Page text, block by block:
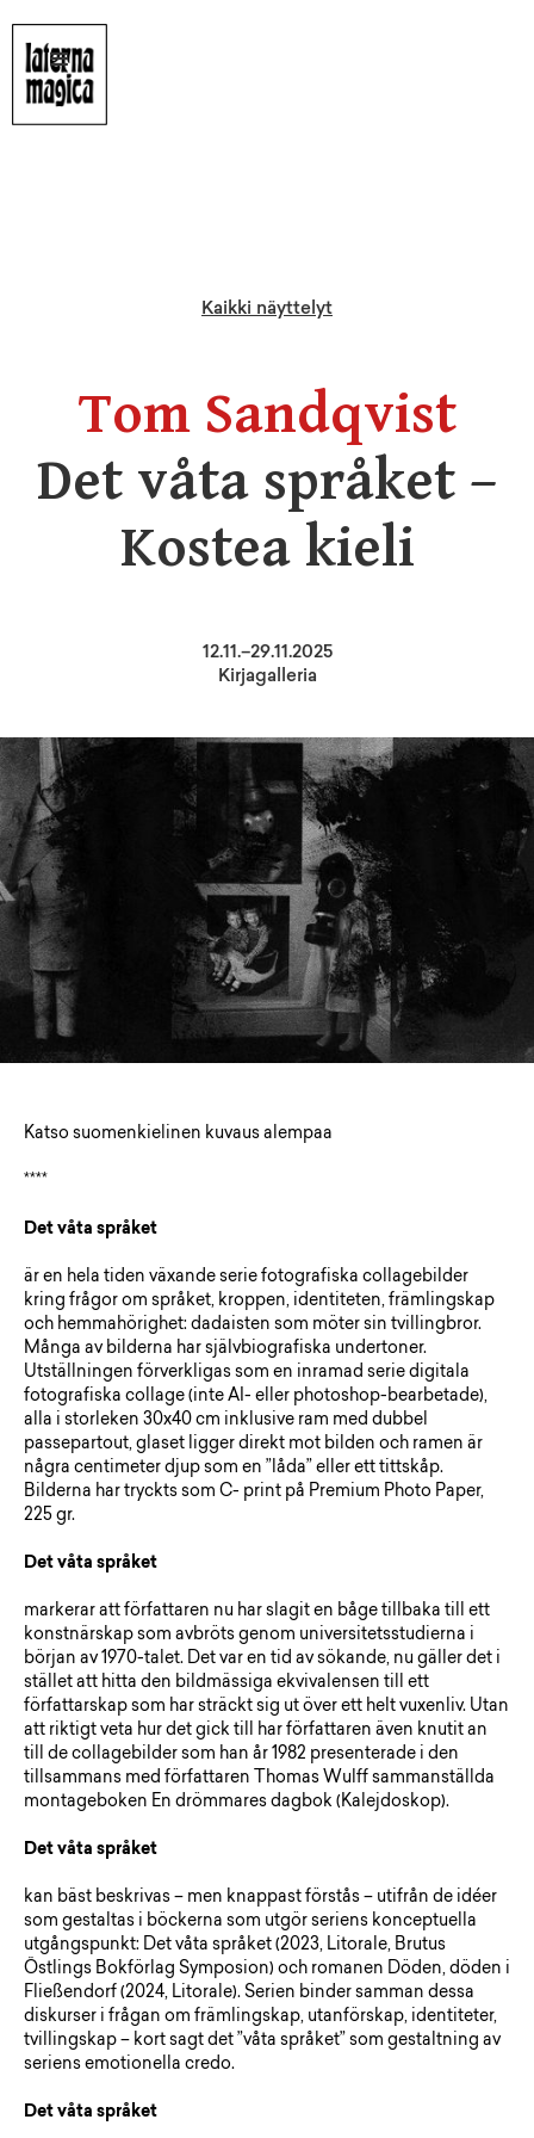
Kaikki näyttelyt
Tom Sandqvist
Det våta språket –
Kostea kieli
12.11.–29.11.2025
Kirjagalleria
Katso suomenkielinen kuvaus alempaa
****
Det våta språket
är en hela tiden växande serie fotografiska collagebilder
kring frågor om språket, kroppen, identiteten, främlingskap
och hemmahörighet: dadaisten som möter sin tvillingbror.
Många av bilderna har självbiografiska undertoner.
Utställningen förverkligas som en inramad serie digitala
fotografiska collage (inte AI- eller photoshop-bearbetade),
alla i storleken 30x40 cm inklusive ram med dubbel
passepartout, glaset ligger direkt mot bilden och ramen är
några centimeter djup som en ”låda” eller ett tittskåp.
Bilderna har tryckts som C- print på Premium Photo Paper,
225 gr.
Det våta språket
markerar att författaren nu har slagit en båge tillbaka till ett
konstnärskap som avbröts genom universitetsstudierna i
början av 1970-talet. Det var en tid av sökande, nu gäller det i
stället att hitta den bildmässiga ekvivalensen till ett
författarskap som har sträckt sig ut över ett helt vuxenliv. Utan
att riktigt veta hur det gick till har författaren även knutit an
till de collagebilder som han år 1982 presenterade i den
tillsammans med författaren Thomas Wulff sammanställda
montageboken En drömmares dagbok (Kalejdoskop).
Det våta språket
kan bäst beskrivas – men knappast förstås – utifrån de idéer
som gestaltas i böckerna som utgör seriens konceptuella
utgångspunkt: Det våta språket (2023, Litorale, Brutus
Östlings Bokförlag Symposion) och romanen Döden, döden i
Fließendorf (2024, Litorale). Serien binder samman dessa
diskurser i frågan om främlingskap, utanförskap, identiteter,
tvillingskap – kort sagt det ”våta språket” som gestaltning av
seriens emotionella credo.
Det våta språket